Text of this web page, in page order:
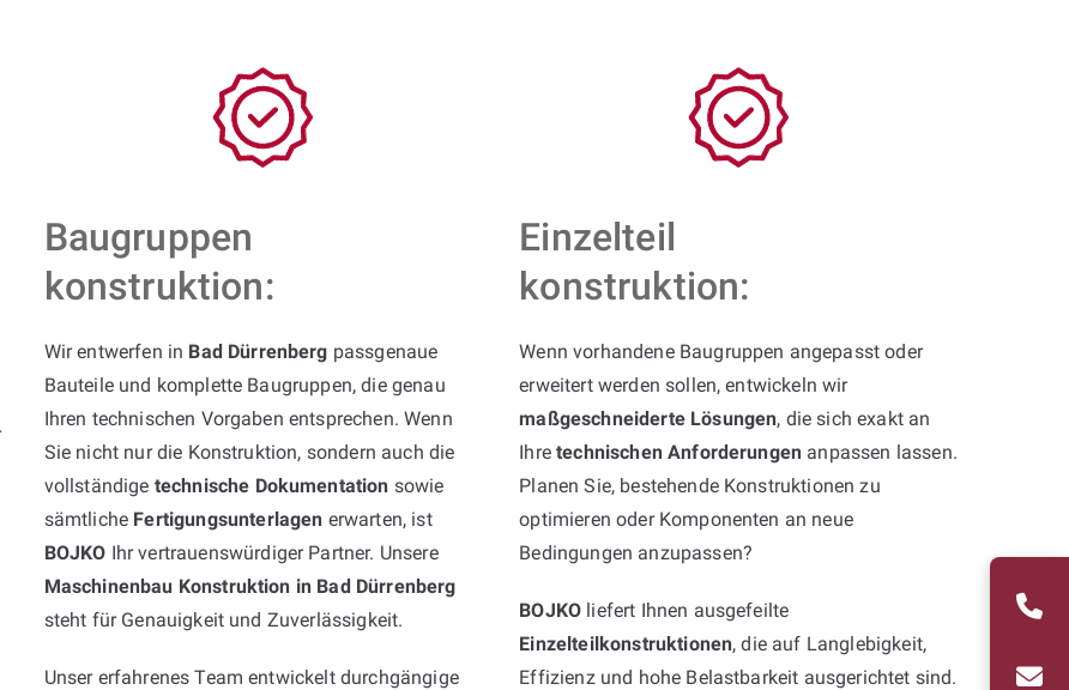
Baugruppen
konstruktion:
Wir entwerfen in Bad Dürrenberg passgenaue
Bauteile und komplette Baugruppen, die genau
Ihren technischen Vorgaben entsprechen. Wenn
Sie nicht nur die Konstruktion, sondern auch die
vollständige technische Dokumentation sowie
sämtliche Fertigungsunterlagen erwarten, ist
BOJKO Ihr vertrauenswürdiger Partner. Unsere
Maschinenbau Konstruktion in Bad Dürrenberg
steht für Genauigkeit und Zuverlässigkeit.
Unser erfahrenes Team entwickelt durchgängige
Einzelteil
konstruktion:
Wenn vorhandene Baugruppen angepasst oder
erweitert werden sollen, entwickeln wir
maßgeschneiderte Lösungen, die sich exakt an
Ihretechnischen Anforderungen anpassen lassen.
Planen Sie, bestehende Konstruktionen zu
optimieren oder Komponenten an neue
Bedingungen anzupassen?
BOJKO liefert Ihnen ausgefeilte
Einzelteilkonstruktionen, die auf Langlebigkeit,
Effizienz und hohe Belastbarkeit ausgerichtet sind.